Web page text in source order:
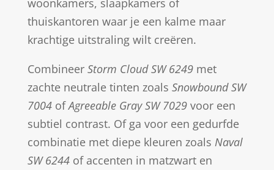
thuiskantoren waar je een kalme maar
krachtige uitstraling wilt creëren.
Combineer Storm Cloud SW 6249met
zachte neutrale tinten zoals Snowbound SW
7004ofAgreeable Gray SW 7029voor een
subtiel contrast. Of ga voor een gedurfde
combinatie met diepe kleuren zoals Naval
SW 6244of accenten in matzwart en